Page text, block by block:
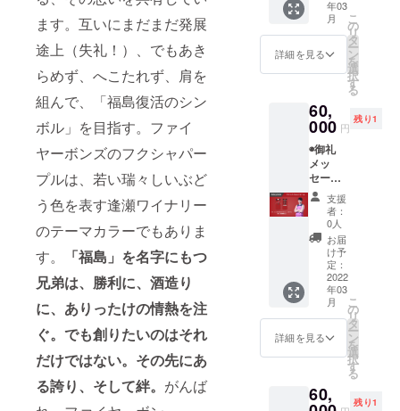
ます。互いにまだまだ発展
途上（失礼！）、でもあき
らめず、へこたれず、肩を
組んで、「福島復活のシン
ボル」を目指す。ファイ
ヤーボンズのフクシャパー
プルは、若い瑞々しいぶど
う色を表す逢瀬ワイナリー
のテーマカラーでもありま
す。
「福島」を名字にもつ
兄弟は、勝利に、酒造り
に、ありったけの情熱を注
ぐ。でも創りたいのはそれ
だけではない。その先にあ
る誇り、そして絆。 がんば
BONDS
UP ユニ
フォー
リー
ブック
(2013-
2022)
福島
ファイ
ヤーボ
ンズの8
年間の
歩みや
これか
らの展
望を1冊
にまと
めます ◉
直筆サ
イン入
BONDS
UP ユニ
フォー
マー
ヤーボ
ンズ公
式HPに
名前掲
載 ※支
援時に
にご希
望のお
名前を
ご記入
くださ
い
◉BOND
S UP ス
テッ
カー
◉BOND
S UP ス
トー
リー
ブック
(2013-
2022)
福島
ファイ
年03
月
詳細を見る
こ
の
リ
タ
ー
ン
を
選
択
す
る
60,
000 円
残り1
◉御礼
メッ
セージ
動画
(メール
にて動
画デー
タ送付)
◉福島
ファイ
ヤーボ
ンズ公
式HPに
名前掲
載 ※支
援時に
にご希
望のお
支援
者：
0人
お届
け予
定：
2022
年03
月
詳細を見る
こ
の
リ
タ
ー
ン
を
選
択
す
る
60, 残り1